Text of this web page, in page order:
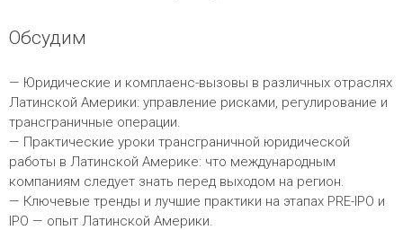
Обсудим
— Юридические и комплаенс-вызовы в различных отраслях
Латинской Америки: управление рисками, регулирование и
трансграничные операции.
— Практические уроки трансграничной юридической
работы в Латинской Америке: что международным
компаниям следует знать перед выходом на регион.
— Ключевые тренды и лучшие практики на этапах PRE-IPO и
IPO — опыт Латинской Америки.